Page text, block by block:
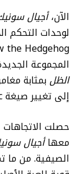
الآن،أجيال
لوحدات التحكم
المجموعة
الظل بمثابة
إلى تغيير صيغة Sonic – هذه المرة ضمن نسخة معدلة.
معهاأجيال
الصيفية. من ما